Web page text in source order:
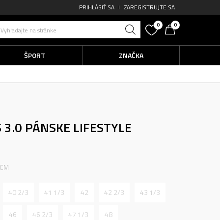
PRIHLÁSIŤ SA ZAREGISTRUJTE SA
Vyhľadajte na stránke
0 0
ŠPORT
ZNAČKA
3.0 PÁNSKE LIFESTYLE
40 2/3 41 1/3 42 42 2/3 43 1/3
46 46 2/3 47 1/3 48